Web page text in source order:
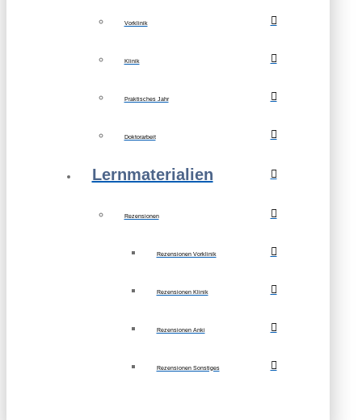
Vorklinik
Klinik
Praktisches Jahr
Doktorarbeit
Lernmaterialien
Rezensionen
Rezensionen Vorklinik
Rezensionen Klinik
Rezensionen Anki
Rezensionen Sonstiges